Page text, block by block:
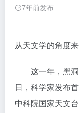
7年前发布
从天文学的角度来
这一年，黑洞
日，科学家发布
中科院国家天文